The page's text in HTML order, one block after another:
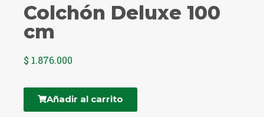
Colchón Deluxe 100
cm
$ 1.876.000
Añadir al carrito